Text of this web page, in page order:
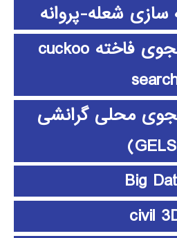
سازی شعله-پروانه
الگوریتم جستجوی فاخته cuckoo
محلی گرانشی
Big
civil